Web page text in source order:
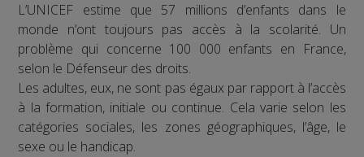
L’UNICEF estime que 57 millions d’enfants dans le
monde n’ont toujours pas accès à la scolarité. Un
problème qui concerne 100 000 enfants en France,
selon le Défenseur des droits.
Les adultes, eux, ne sont pas égaux par rapport à l’accès
à la formation, initiale ou continue. Cela varie selon les
catégories sociales, les zones géographiques, l’âge, le
sexe ou le handicap.